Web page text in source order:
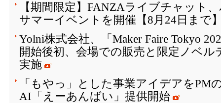
【期間限定】FANZAライブチャット
サマーイベントを開催【8月24日まで
Yolni株式会社、「Maker Faire Tokyo
開始後初、会場での販売と限定ノベ
実施
「もやっ」とした事業アイデアをPM
AI「えーあんばい」提供開始